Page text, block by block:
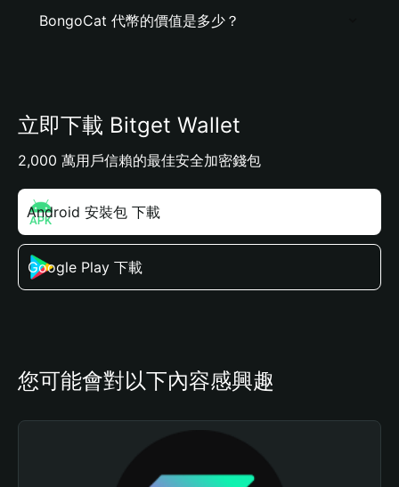
BongoCat 代幣的價值是多少？
立即下載 Bitget Wallet
2,000 萬用戶信賴的最佳安全加密錢包
Android 安裝包 下載
Google Play 下載
您可能會對以下內容感興趣